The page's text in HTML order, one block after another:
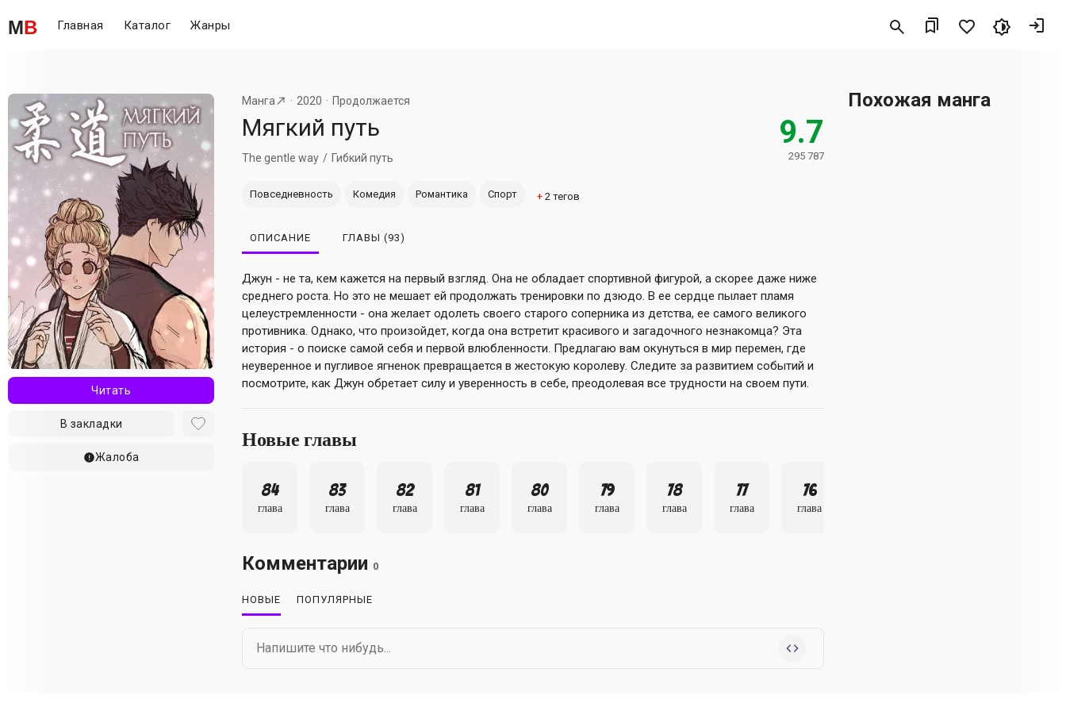
MB Главная Каталог Жанры
Читать
В закладки
Жалоба
Манга 2020 Продолжается
Мягкий путь
The gentle way Гибкий путь
9.7
295 787
Повседневность Комедия Романтика Спорт + 2 тегов
ОПИСАНИЕ ГЛАВЫ (93)
Джун - не та, кем кажется на первый взгляд. Она не обладает спортивной фигурой, а скорее даже ниже
среднего роста. Но это не мешает ей продолжать тренировки по дзюдо. В ее сердце пылает пламя
целеустремленности - она желает одолеть своего старого соперника из детства, ее самого великого
противника. Однако, что произойдет, когда она встретит красивого и загадочного незнакомца? Эта
история - о поиске самой себя и первой влюбленности. Предлагаю вам окунуться в мир перемен, где
неуверенное и пугливое ягненок превращается в жестокую королеву. Следите за развитием событий и
посмотрите, как Джун обретает силу и уверенность в себе, преодолевая все трудности на своем пути.
Новые главы
84
глава
83
глава
82
глава
81
глава
80
глава
79
глава
78
глава
77
глава
76
глава
Комментарии 0
НОВЫЕ ПОПУЛЯРНЫЕ
Похожая манга